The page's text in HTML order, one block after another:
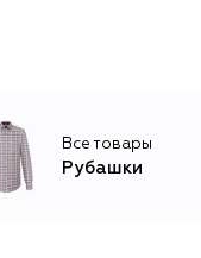
Все товары
Рубашки